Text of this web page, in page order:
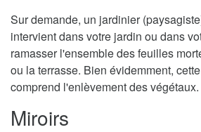
Sur demande, un jardinier
intervient dans votre jardin ou dans
ramasser l'ensemble des feuilles
ou la terrasse. Bien évidemment,
comprend l'enlèvement des végétaux.
Miroirs